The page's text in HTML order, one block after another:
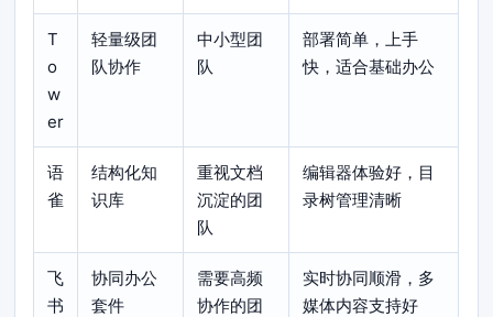
T
o
w
er
轻量级团
队协作
中小型团
队
部署简单，上手
快，适合基础办公
语
雀
结构化知
识库
重视文档
沉淀的团
队
编辑器体验好，目
录树管理清晰
飞
书
协同办公
套件
需要高频
协作的团
实时协同顺滑，多
媒体内容支持好